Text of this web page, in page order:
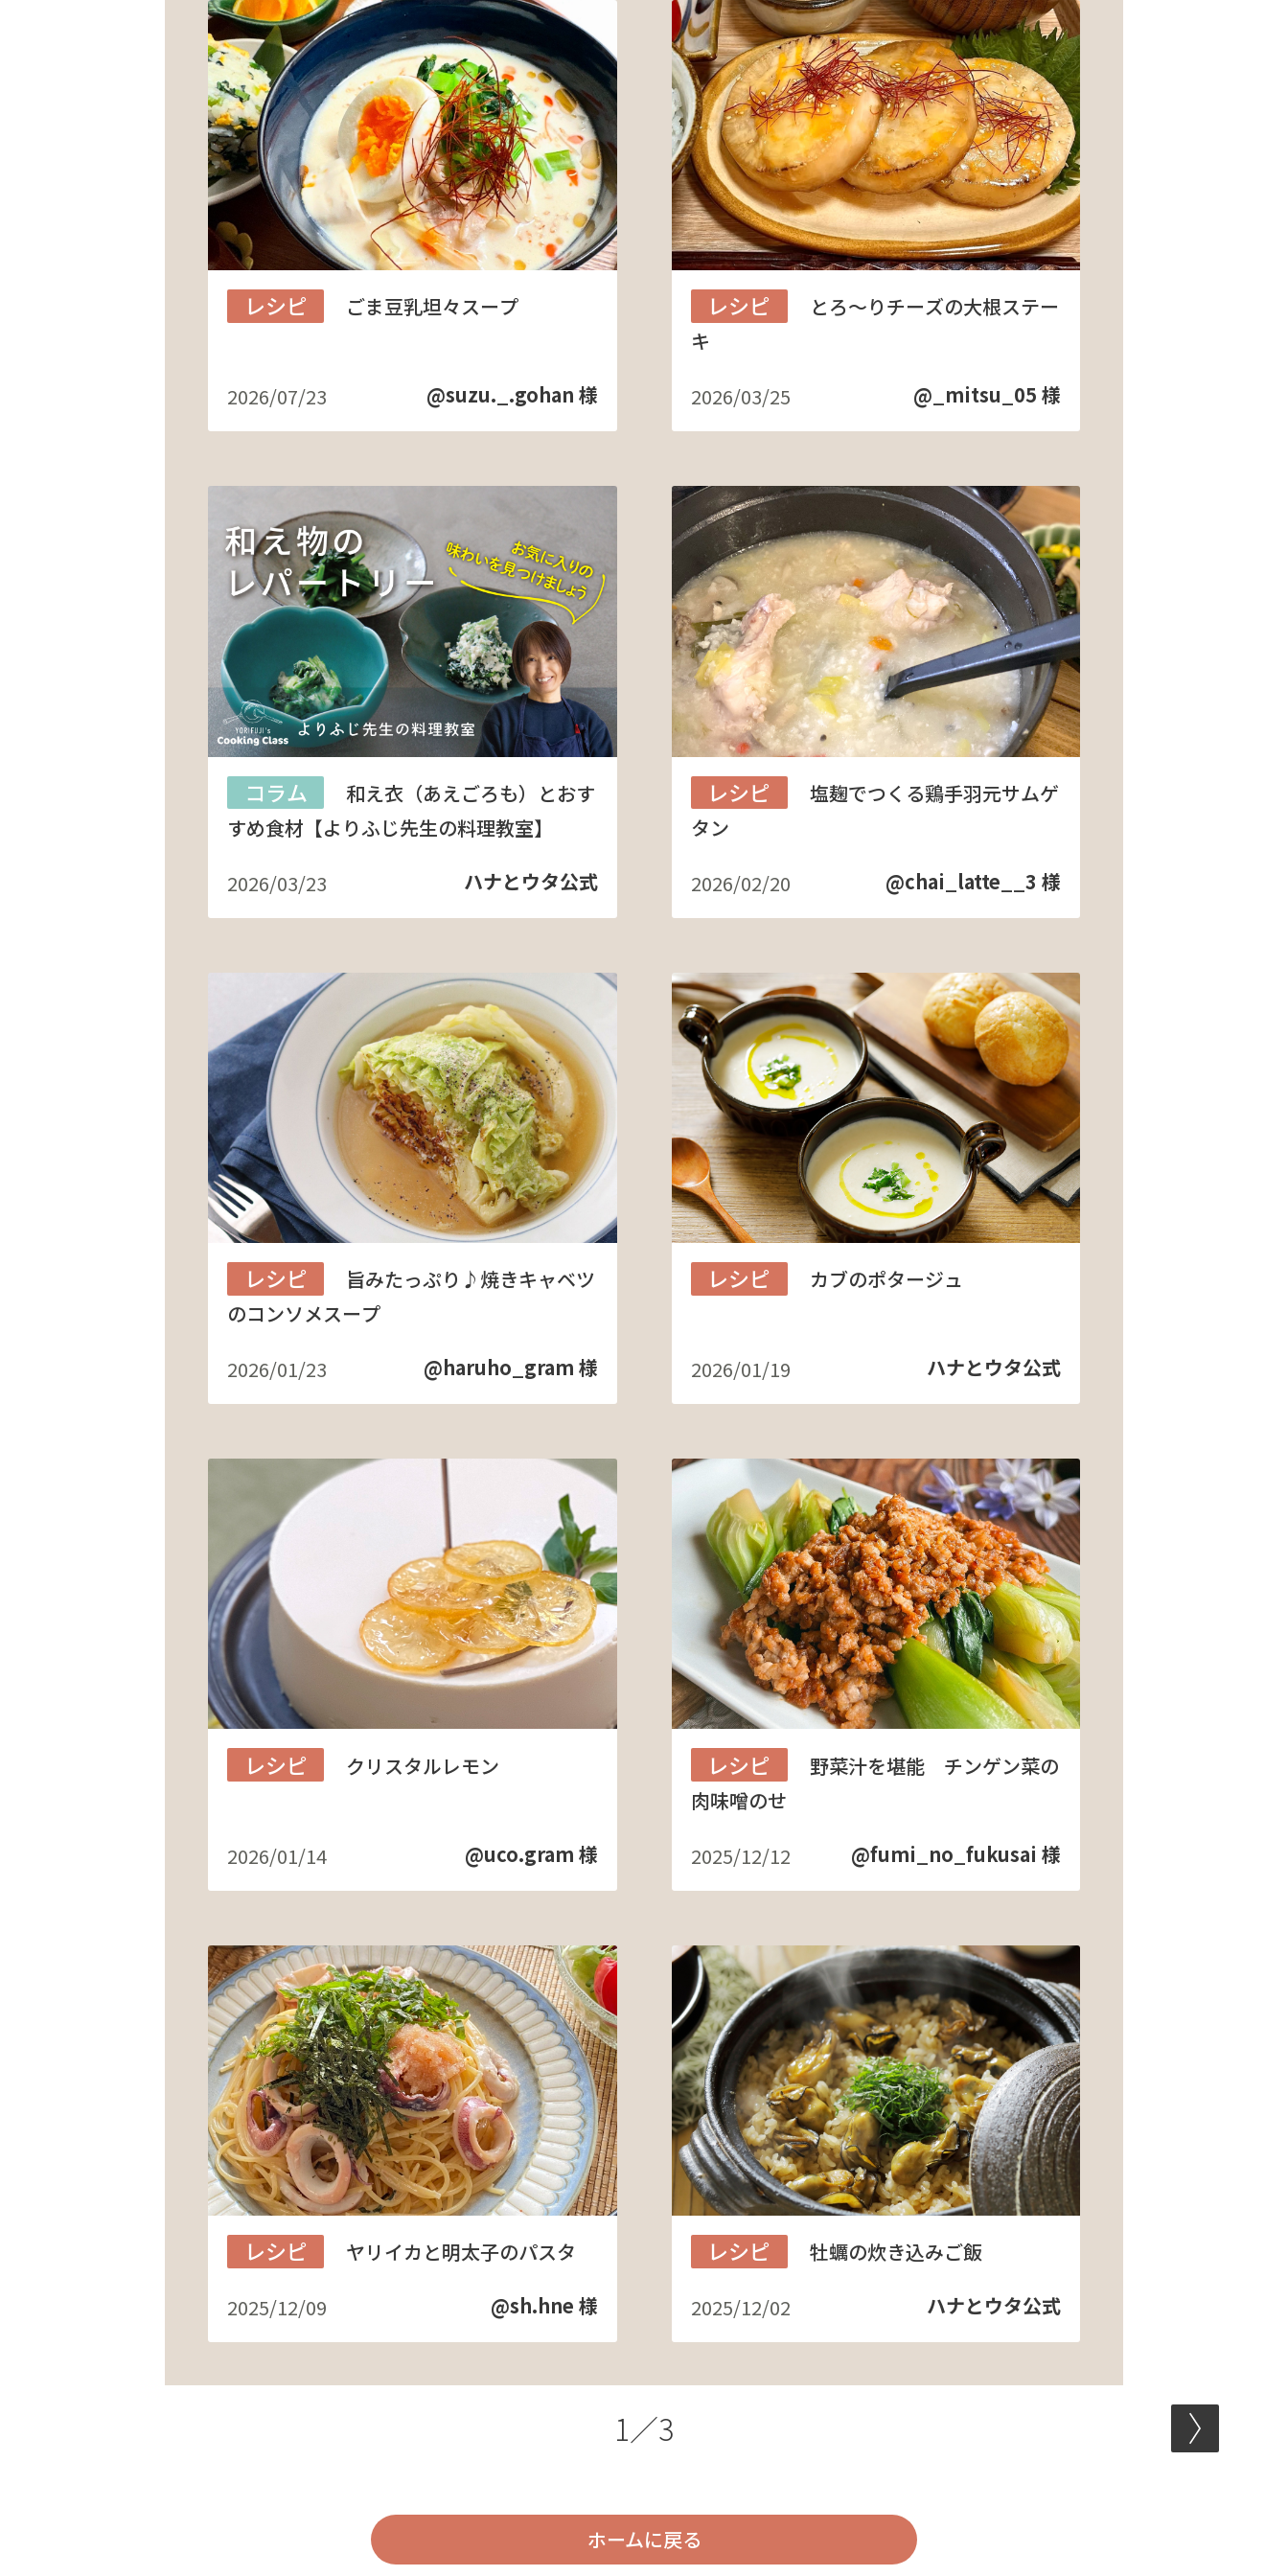
レシピ ごま豆乳坦々スープ
2026/07/23 @suzu._.gohan 様
レシピ
とろ〜りチーズの大根ステー
キ
2026/03/25
@_mitsu_05 様
コラム
和え衣（あえごろも）とおす
すめ食材【よりふじ先生の料理教室】
2026/03/23
ハナとウタ公式
レシピ
塩麹でつくる鶏手羽元サムゲ
タン
2026/02/20
@chai_latte__3 様
レシピ
旨みたっぷり♪焼きキャベツ
のコンソメスープ
2026/01/23
@haruho_gram 様
レシピ カブのポタージュ
2026/01/19 ハナとウタ公式
レシピ クリスタルレモン
2026/01/14 @uco.gram 様
レシピ
野菜汁を堪能 チンゲン菜の
肉味噌のせ
2025/12/12
@fumi_no_fukusai 様
レシピ
ヤリイカと明太子のパスタ
2025/12/09
@sh.hne 様
レシピ
牡蠣の炊き込みご飯
2025/12/02
ハナとウタ公式
1／3
ホームに戻る